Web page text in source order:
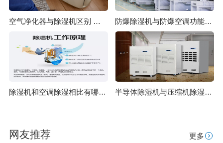
空气净化器与除湿机区别 除湿原理一样吗 防爆除湿机与防爆空调功能上有哪些区别 除湿机制造标准
除湿机和空调除湿相比有哪些优势？ 半导体除湿机与压缩机除湿机的对比
网友推荐 更多